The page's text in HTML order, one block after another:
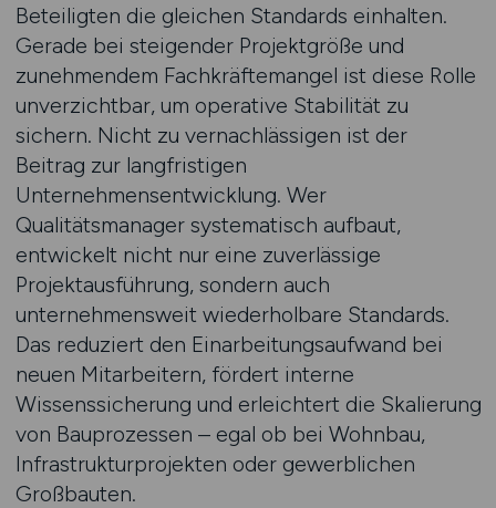
Beteiligten die gleichen Standards einhalten.
Gerade bei steigender Projektgröße und
zunehmendem Fachkräftemangel ist diese Rolle
unverzichtbar, um operative Stabilität zu
sichern. Nicht zu vernachlässigen ist der
Beitrag zur langfristigen
Unternehmensentwicklung. Wer
Qualitätsmanager systematisch aufbaut,
entwickelt nicht nur eine zuverlässige
Projektausführung, sondern auch
unternehmensweit wiederholbare Standards.
Das reduziert den Einarbeitungsaufwand bei
neuen Mitarbeitern, fördert interne
Wissenssicherung und erleichtert die Skalierung
von Bauprozessen – egal ob bei Wohnbau,
Infrastrukturprojekten oder gewerblichen
Großbauten.